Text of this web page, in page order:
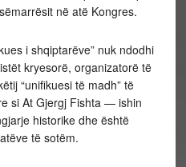
në atë Kongres.
i shqiptarëve” nuk ndodhi
kryesorë, organizatorë të
“unifikuesi të madh” të
si At Gjergj Fishta — ishin
historike dhe është
të sotëm.